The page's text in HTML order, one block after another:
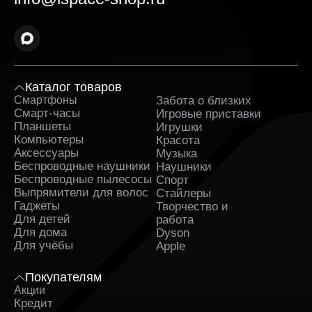
каждому заказу прилагаются гарантийные
быстро передаётся в службу, которая
занимается доставкой. На каждом этапе вы
получаете уведомления и можете отслеживать
путь заказа.
Поддержка клиентов и бонусные предложения.
Служба поддержки работает ежедневно и
помогает решить любые вопросы до и после
покупки. Постоянным клиентам доступны
индивидуальные предложения и накопительные
бонусы.
Регулярные акции и сезонные скидки. Мы часто
проводим распродажи и предоставляем купоны
предложения.
Программа кредитования с простым
Каталог товаров
Смартфоны
Смарт-часы
Планшеты
Компьютеры
Аксессуары
Беспроводные наушники
Беспроводные пылесосы
Выпрямители для волос
Гаджеты
Для детей
Для дома
Для учёбы
Забота о близких
Игровые приставки
Игрушки
Красота
Музыка
Наушники
Спорт
Стайлеры
Творчество и
работа
Dyson
Apple
Покупателям
Акции
Кредит